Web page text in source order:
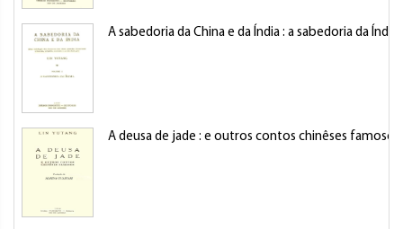
A sabedoria da China e da Índia : a sabedoria da Índia
A deusa de jade : e outros contos chinêses famosos